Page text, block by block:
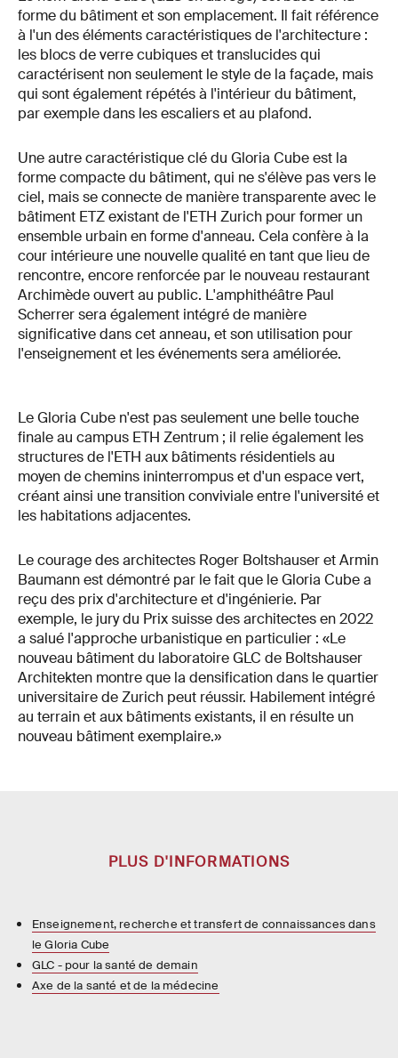
forme du bâtiment et son emplacement. Il fait référence
à l'un des éléments caractéristiques de l'architecture :
les blocs de verre cubiques et translucides qui
caractérisent non seulement le style de la façade, mais
qui sont également répétés à l'intérieur du bâtiment,
par exemple dans les escaliers et au plafond.
Une autre caractéristique clé du Gloria Cube est la
forme compacte du bâtiment, qui ne s'élève pas vers le
ciel, mais se connecte de manière transparente avec le
bâtiment ETZ existant de l'ETH Zurich pour former un
ensemble urbain en forme d'anneau. Cela confère à la
cour intérieure une nouvelle qualité en tant que lieu de
rencontre, encore renforcée par le nouveau restaurant
Archimède ouvert au public. L'amphithéâtre Paul
Scherrer sera également intégré de manière
significative dans cet anneau, et son utilisation pour
l'enseignement et les événements sera améliorée.
Le Gloria Cube n'est pas seulement une belle touche
finale au campus ETH Zentrum ; il relie également les
structures de l'ETH aux bâtiments résidentiels au
moyen de chemins ininterrompus et d'un espace vert,
créant ainsi une transition conviviale entre l'université et
les habitations adjacentes.
Le courage des architectes Roger Boltshauser et Armin
Baumann est démontré par le fait que le Gloria Cube a
reçu des prix d'architecture et d'ingénierie. Par
exemple, le jury du Prix suisse des architectes en 2022
a salué l'approche urbanistique en particulier : «Le
nouveau bâtiment du laboratoire GLC de Boltshauser
Architekten montre que la densification dans le quartier
universitaire de Zurich peut réussir. Habilement intégré
au terrain et aux bâtiments existants, il en résulte un
nouveau bâtiment exemplaire.»
PLUS D'INFORMATIONS
Enseignement, recherche et transfert de connaissances dans
le Gloria Cube
GLC - pour la santé de demain
Axe de la santé et de la médecine